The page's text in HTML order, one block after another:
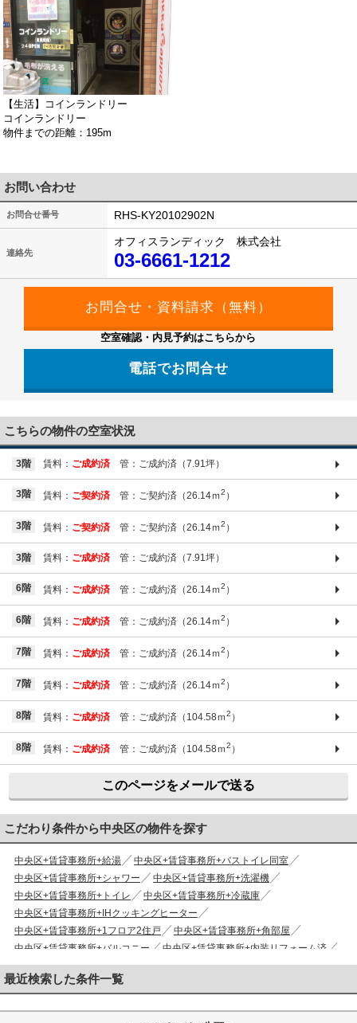
【生活】コインランドリー
コインランドリー
物件までの距離：195m
お問い合わせ
お問合せ番号 RHS-KY20102902N
連絡先
オフィスランディック 株式会社
03-6661-1212
空室確認・内見予約はこちらから
電話でお問合せ
こちらの物件の空室状況
3階 賃料： ご成約済 管：ご成約済（7.91坪）
3階 賃料： ご契約済 管：ご契約済（26.14ｍ2 ）
3階 賃料： ご契約済 管：ご契約済（26.14ｍ2 ）
3階 賃料： ご成約済 管：ご成約済（7.91坪）
6階 賃料： ご成約済 管：ご成約済（26.14ｍ2 ）
6階 賃料： ご成約済 管：ご成約済（26.14ｍ2 ）
7階 賃料： ご成約済 管：ご成約済（26.14ｍ2 ）
7階 賃料： ご成約済 管：ご成約済（26.14ｍ2 ）
8階 賃料： ご成約済 管：ご成約済（104.58ｍ2 ）
8階 賃料： ご成約済 管：ご成約済（104.58ｍ2 ）
このページをメールで送る
こだわり条件から中央区の物件を探す
中央区+賃貸事務所+給湯
中央区+賃貸事務所+バストイレ同室
中央区+賃貸事務所+シャワー
中央区+賃貸事務所+洗濯機
中央区+賃貸事務所+トイレ
中央区+賃貸事務所+冷蔵庫
中央区+賃貸事務所+IHクッキングヒーター
中央区+賃貸事務所+1フロア2住戸
中央区+賃貸事務所+角部屋
中央区+賃貸事務所+バルコニー
中央区+賃貸事務所+内装リフォーム済
中央区+賃貸事務所+南西向き
中央区+賃貸事務所+フローリング
中央区+賃貸事務所+エアコン
中央区+賃貸事務所+当社管理物件
最近検索した条件一覧